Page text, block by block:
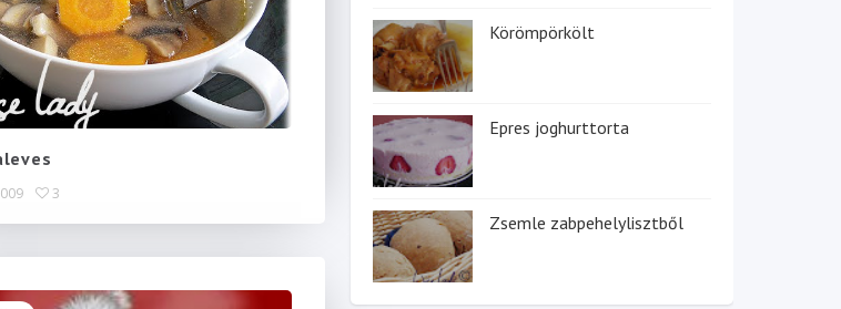
3
Körömpörkölt
Epres joghurttorta
Zsemle zabpehelylisztből